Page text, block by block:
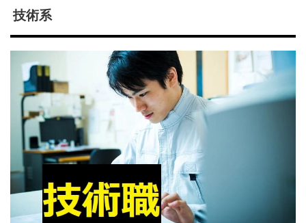
技術系